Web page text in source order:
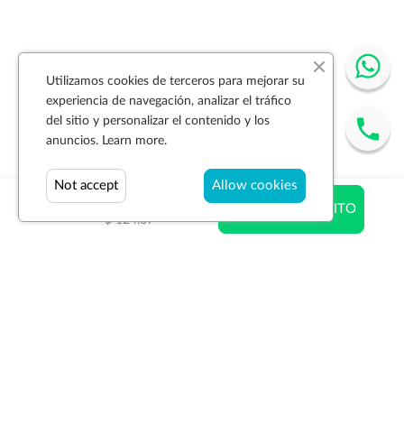
$ 28.18
$ 124.67
AÑADIR AL CARRITO
Utilizamos cookies de terceros para mejorar su
experiencia de navegación, analizar el tráfico
del sitio y personalizar el contenido y los
anuncios. Learn more.
Allow cookies
Not accept